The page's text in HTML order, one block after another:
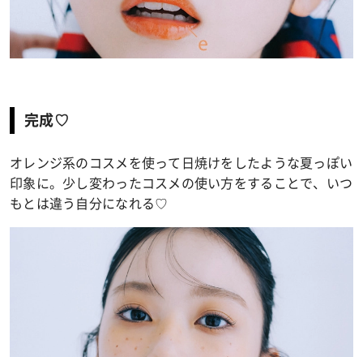
完成♡
オレンジ系のコスメを使って日焼けをしたような夏っぽい
印象に。少し変わったコスメの使い方をすることで、いつ
もとは違う自分になれる♡